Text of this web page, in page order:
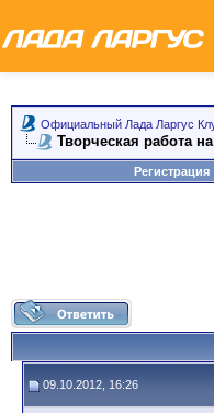
Официальный Лада Ларгус
Творческая работа
Регистрация
09.10.2012, 16:26